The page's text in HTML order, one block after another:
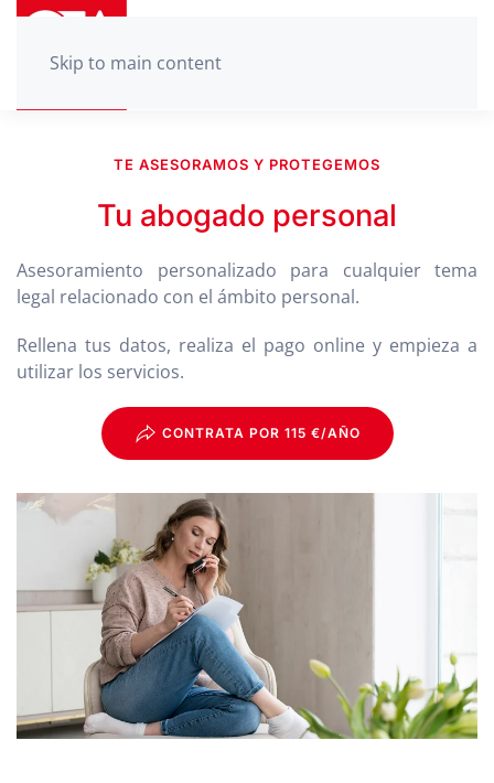
Skip to main content
TE ASESORAMOS Y PROTEGEMOS
Tu abogado personal
Asesoramiento personalizado para cualquier tema
legal relacionado con el ámbito personal.
Rellena tus datos, realiza el pago online y empieza a
utilizar los servicios.
CONTRATA POR 115 €/AÑO